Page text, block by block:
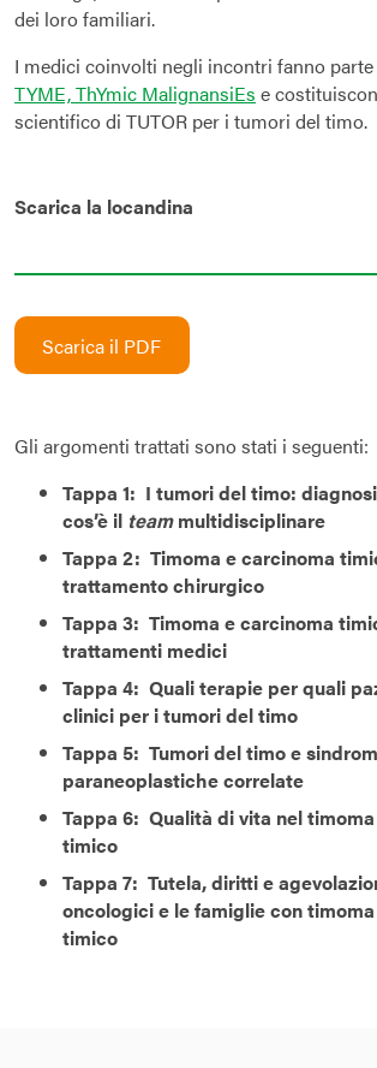
dei loro familiari.
I medici coinvolti negli incontri fanno parte
TYME, ThYmic MalignansiEs e
scientifico di TUTOR per i tumori del timo.
Scarica la locandina
Scarica il PDF
Gli argomenti trattati sono stati i seguenti:
Tappa 1: I tumori del timo:
cos’è il teammultidisciplinare
Tappa 2: Timoma e carcinoma
trattamento chirurgico
Tappa 3: Timoma e carcinoma
trattamenti medici
Tappa 4: Quali terapie per quali
clinici per i tumori del timo
Tappa 5: Tumori del timo e
paraneoplastiche correlate
Tappa 6: Qualità di vita nel
timico
Tappa 7: Tutela, diritti e
oncologici e le famiglie con
timico